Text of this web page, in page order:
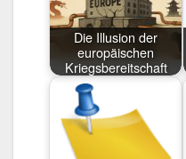
Die Illusion der
europäischen
Kriegsbereitschaft